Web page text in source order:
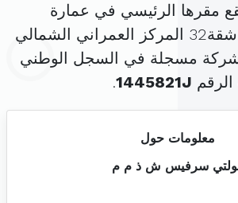
مقرها الرئيسي في عمارة
بانوراما الطابق3 شقة32 المركز العمراني الشمالي
مسجلة في السجل الوطني
1445821J
.
معلومات حول
سرفيس ش ذ م م